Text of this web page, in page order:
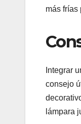
más frías
Integrar
consejo
lámpara